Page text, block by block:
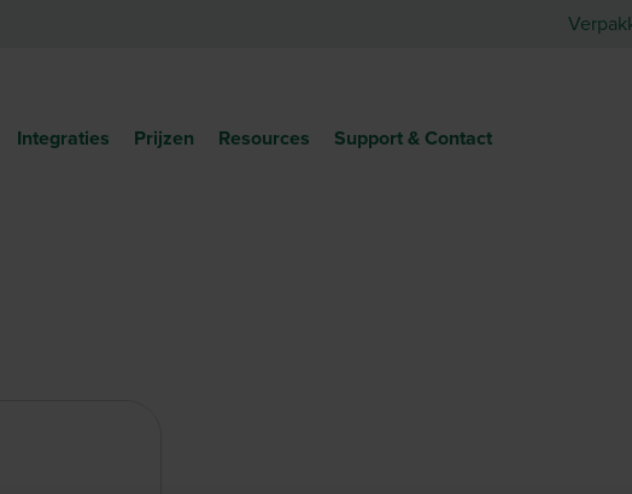
Integraties Prijzen Resources Support & Contact